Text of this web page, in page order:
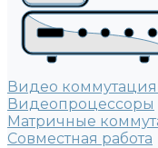
Видео
Видеопроцессоры
Матричные
Совместная работа